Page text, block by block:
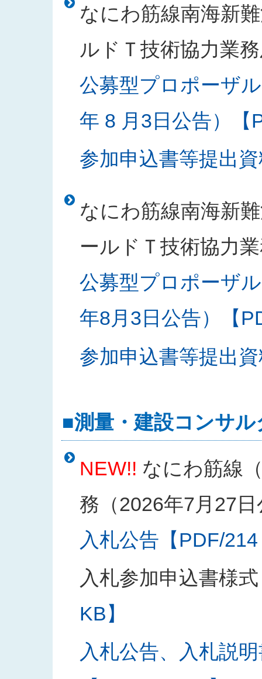
なにわ筋線南海新
ルドＴ技術協力業
公募型プロポーザ
年 8 月3日公告）【
参加申込書等提出
なにわ筋線南海新
ールドＴ技術協力
公募型プロポーザ
年8月3日公告）【
参加申込書等提出
■測量・建設コンサル
NEW!! なにわ筋線
務（2026年7月27日
入札公告【PDF/
入札参加申込書様式
KB】
入札公告、入札説